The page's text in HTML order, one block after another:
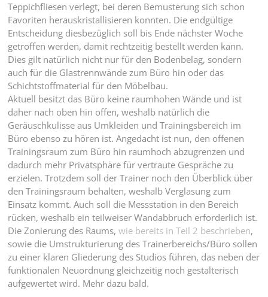
Teppichfliesen verlegt, bei deren Bemusterung sich schon
Favoriten herauskristallisieren konnten. Die endgültige
Entscheidung diesbezüglich soll bis Ende nächster Woche
getroffen werden, damit rechtzeitig bestellt werden kann.
Dies gilt natürlich nicht nur für den Bodenbelag, sondern
auch für die Glastrennwände zum Büro hin oder das
Schichtstoffmaterial für den Möbelbau.
Aktuell besitzt das Büro keine raumhohen Wände und ist
daher nach oben hin offen, weshalb natürlich die
Geräuschkulisse aus Umkleiden und Trainingsbereich im
Büro ebenso zu hören ist. Angedacht ist nun, den offenen
Trainingsraum zum Büro hin raumhoch abzugrenzen und
dadurch mehr Privatsphäre für vertraute Gespräche zu
erzielen. Trotzdem soll der Trainer noch den Überblick über
den Trainingsraum behalten, weshalb Verglasung zum
Einsatz kommt. Auch soll die Messstation in den Bereich
rücken, weshalb ein teilweiser Wandabbruch erforderlich ist.
Die Zonierung des Raums,wie bereits in Teil 2 beschrieben,
sowie die Umstrukturierung des Trainerbereichs/Büro sollen
zu einer klaren Gliederung des Studios führen, das neben der
funktionalen Neuordnung gleichzeitig noch gestalterisch
aufgewertet wird. Mehr dazu bald.